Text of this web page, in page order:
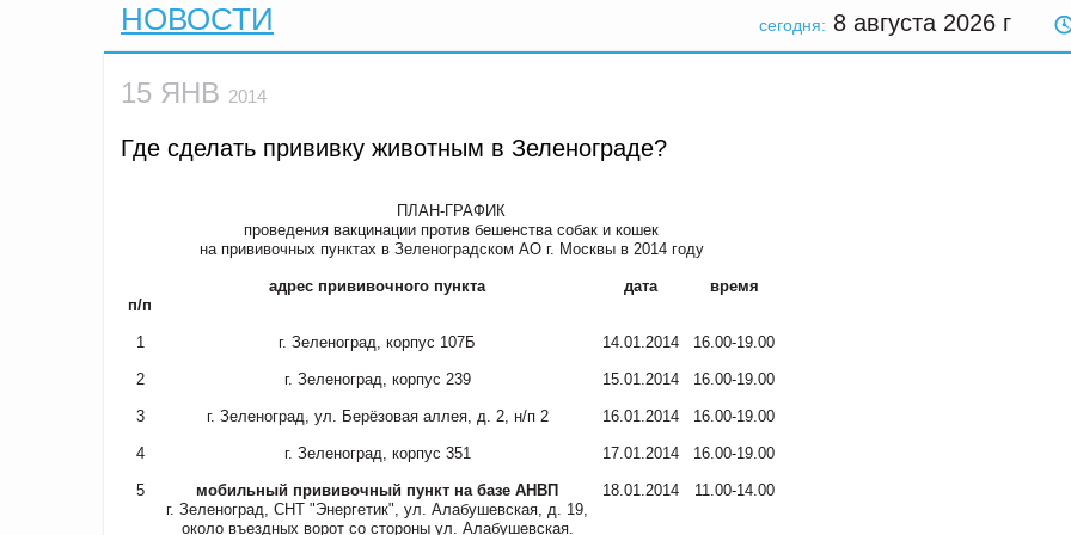
сегодня: 8 августа 2026 г
НОВОСТИ
15 ЯНВ 2014
Где сделать прививку животным в Зеленограде?
ПЛАН-ГРАФИК
проведения вакцинации против бешенства собак и кошек
на прививочных пунктах в Зеленоградском АО г. Москвы в 2014 году
п/п
адрес прививочного пункта дата время
1 г. Зеленоград, корпус 107Б 14.01.2014 16.00-19.00
2 г. Зеленоград, корпус 239 15.01.2014 16.00-19.00
3 г. Зеленоград, ул. Берёзовая аллея, д. 2, н/п 2 16.01.2014 16.00-19.00
4 г. Зеленоград, корпус 351 17.01.2014 16.00-19.00
5
мобильный прививочный пункт на базе АНВП
г. Зеленоград, СНТ "Энергетик", ул. Алабушевская, д. 19,
около въездных ворот со стороны ул. Алабушевская.
18.01.2014 11.00-14.00